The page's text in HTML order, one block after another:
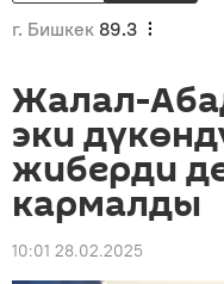
г. Бишкек 89.3
Жалал-
эки
жиберди
кармалды
10:01 28.02.2025